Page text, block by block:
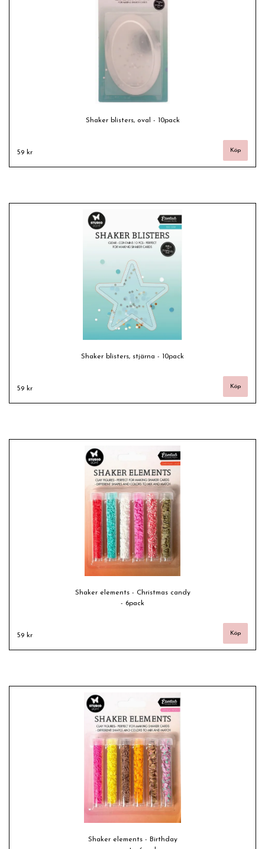
Shaker blisters, oval - 10pack
59 kr
Shaker blisters, stjärna - 10pack
59 kr
Shaker elements - Christmas candy
- 6pack
59 kr
Shaker elements - Birthday